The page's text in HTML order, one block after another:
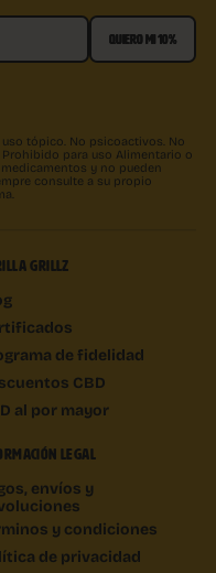
QUIERO MI 10%
tópico. No psicoactivos. No
Prohibido para uso Alimentario o
y no pueden
consulte a su propio
GRILLZ
de fidelidad
CBD
al por mayor
LEGAL
envíos y
y condiciones
de privacidad